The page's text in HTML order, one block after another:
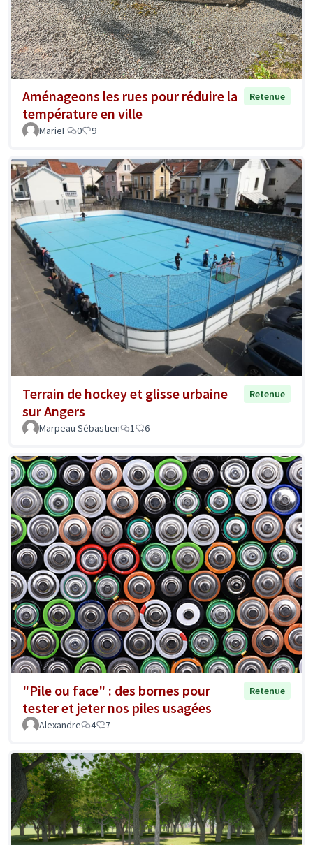
Aménageons les rues pour réduire la
température en ville
Retenue
MarieF 0 9
Terrain de hockey et glisse urbaine
sur Angers
Retenue
Marpeau Sébastien 1 6
"Pile ou face" : des bornes pour
tester et jeter nos piles usagées
Retenue
Alexandre 4 7